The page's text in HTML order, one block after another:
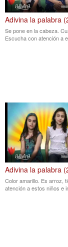
Adivina la palabra
Se pone en la cabeza.
Escucha con atención a
Adivina la palabra
Color amarillo. Es arroz,
atención a estos niños e